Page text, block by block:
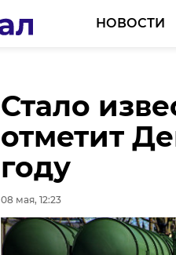
НОВОСТИ
Стало
отметит
году
08 мая, 12:23